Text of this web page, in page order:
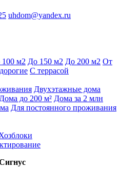
uhdom@yandex.ru
100 м2 До 150 м2 До 200 м2 От
С террасой
Двухэтажные дома
Дома до 200 м² Дома за 2 млн
Для постоянного проживания